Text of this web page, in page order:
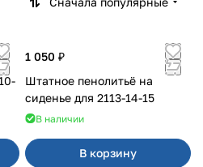
1 050 ₽
Штатное пенолитьё на
сиденье для 2113-14-15
В наличии
В корзину